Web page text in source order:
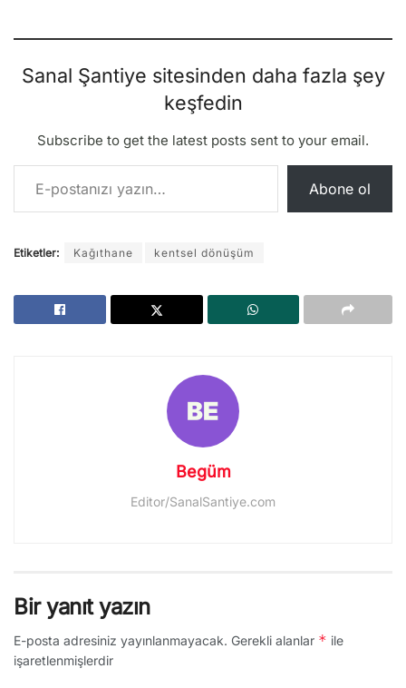
Sanal Şantiye sitesinden daha fazla şey
keşfedin
Subscribe to get the latest posts sent to your email.
E-postanızı yazın…
Abone ol
Etiketler: Kağıthane kentsel dönüşüm
Begüm
Editor/SanalSantiye.com
Bir yanıt yazın
E-posta adresiniz yayınlanmayacak. Gerekli alanlar * ile
işaretlenmişlerdir